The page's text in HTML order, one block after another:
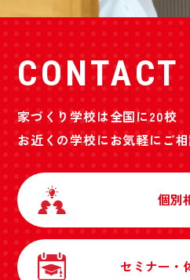
CONTACT
家づくり学校は全国に20校
お近くの学校にお気軽にご
個別
セミナー・